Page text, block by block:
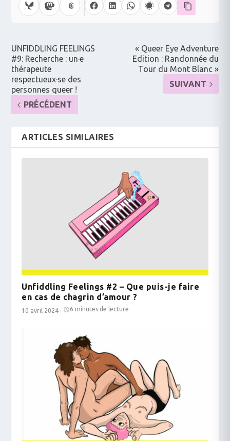
UNFIDDLING FEELINGS
#9: Recherche : un·e
thérapeute
respectueux·se des
personnes queer !
PRÉCÉDENT
« Queer Eye Adventure
Edition : Randonnée du
Tour du Mont Blanc »
SUIVANT
ARTICLES SIMILAIRES
Unfiddling Feelings #2 – Que puis-je faire
en cas de chagrin d’amour ?
10 avril 2024 · 6 minutes de lecture